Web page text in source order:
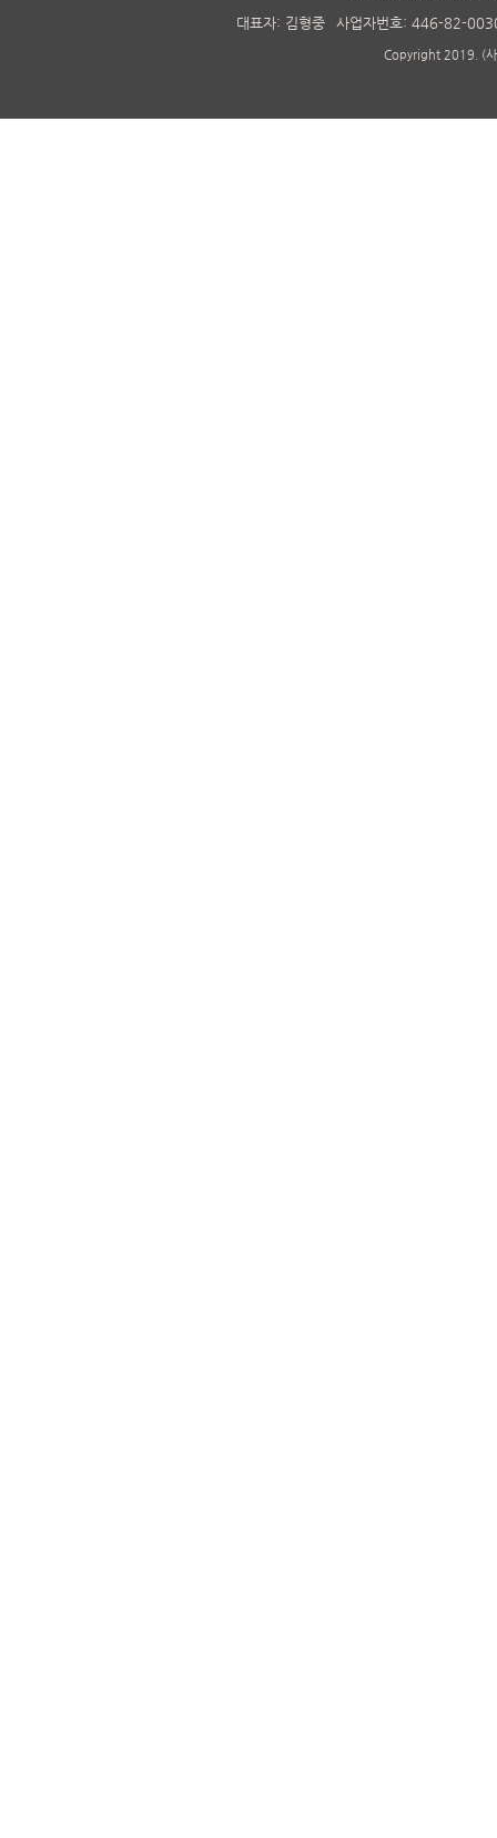
대표자: 김형중
사업자번호: 446-82-
Copyright 2019. (사